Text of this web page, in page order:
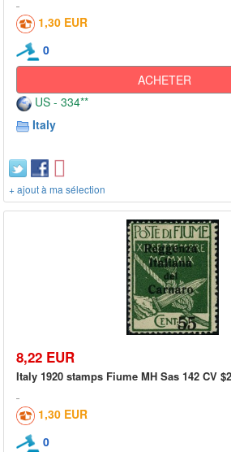
1,30 EUR
0
ACHETER
US - 334**
Italy
+ ajout à ma sélection
8,22 EUR
Italy 1920 stamps Fiume MH Sas 142 CV
1,30 EUR
0